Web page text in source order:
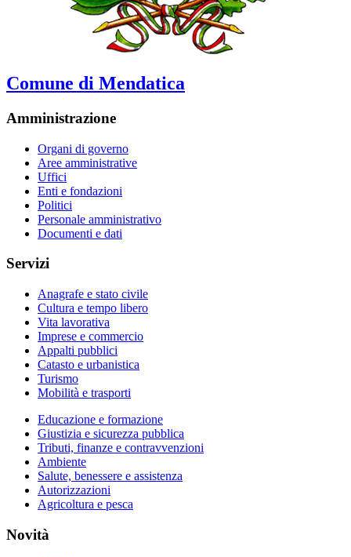
Comune di Mendatica
Amministrazione
Organi di governo
Aree amministrative
Uffici
Enti e fondazioni
Politici
Personale amministrativo
Documenti e dati
Servizi
Anagrafe e stato civile
Cultura e tempo libero
Vita lavorativa
Imprese e commercio
Appalti pubblici
Catasto e urbanistica
Turismo
Mobilità e trasporti
Educazione e formazione
Giustizia e sicurezza pubblica
Tributi, finanze e contravvenzioni
Ambiente
Salute, benessere e assistenza
Autorizzazioni
Agricoltura e pesca
Novità